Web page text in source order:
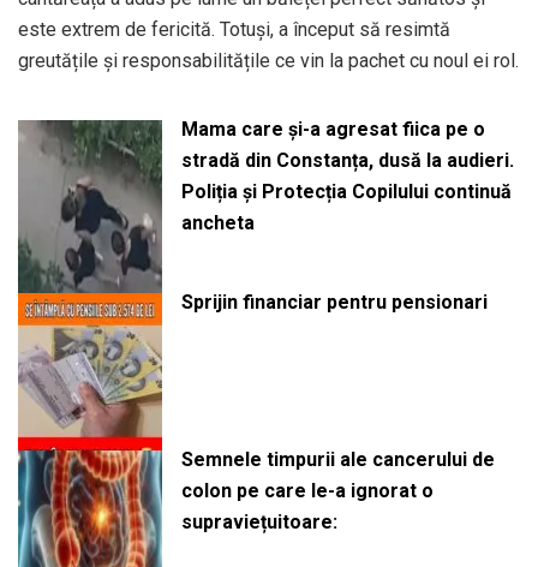
este extrem de fericită. Totuși, a început să resimtă
greutățile și responsabilitățile ce vin la pachet cu noul ei rol.
Mama care și-a agresat fiica pe o
stradă din Constanța, dusă la audieri.
Poliția și Protecția Copilului continuă
ancheta
Sprijin financiar pentru pensionari
Semnele timpurii ale cancerului de
colon pe care le-a ignorat o
supraviețuitoare: